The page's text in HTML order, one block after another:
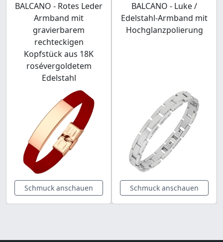
BALCANO - Rotes Leder
Armband mit
gravierbarem
rechteckigen
Kopfstück aus 18K
rosévergoldetem
Edelstahl
Schmuck anschauen
BALCANO - Luke /
Edelstahl-Armband mit
Hochglanzpolierung
Schmuck anschauen